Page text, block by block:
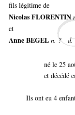
fils légitime de
Nicolas FLORENTIN
et
Anne BEGEL n. ? - d.
né le 25
et décédé
Ils ont eu 4